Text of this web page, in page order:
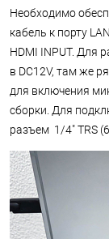
Необходимо
кабель к порту
HDMI INPUT. Для
в DC12V, там же
для включения
сборки. Для
разъем 1/4" TRS